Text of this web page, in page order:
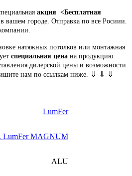
акция <Бесплатная
вашем городе. Отправка по все Росиии.
натяжных потолков или монтажная
специальная цена на продукцию
дилерской цены и возможности
нам по ссылкам ниже. ⇓ ⇓ ⇓
LumFer
, LumFer MAGNUM
ALU